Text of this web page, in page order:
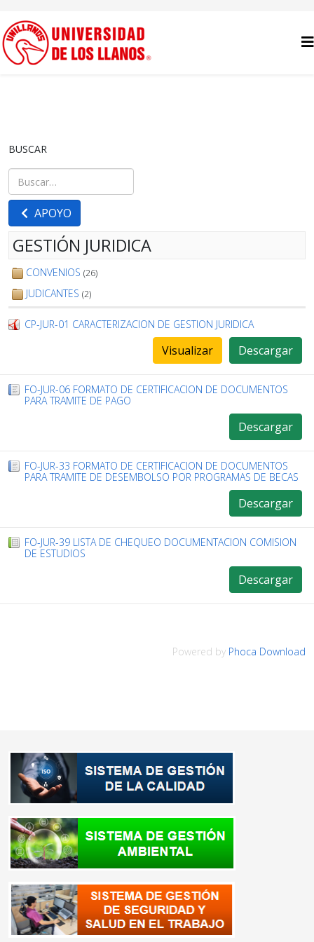
BUSCAR
Buscar
Type 2 or more characters for results.
APOYO
GESTIÓN JURIDICA
CONVENIOS (26)
JUDICANTES (2)
CP-JUR-01 CARACTERIZACION DE GESTION JURIDICA
Descargar
Visualizar
FO-JUR-06 FORMATO DE CERTIFICACION DE DOCUMENTOS
PARA TRAMITE DE PAGO
Descargar
FO-JUR-33 FORMATO DE CERTIFICACION DE DOCUMENTOS
PARA TRAMITE DE DESEMBOLSO POR PROGRAMAS DE BECAS
Descargar
FO-JUR-39 LISTA DE CHEQUEO DOCUMENTACION COMISION
DE ESTUDIOS
Descargar
Powered by Phoca Download